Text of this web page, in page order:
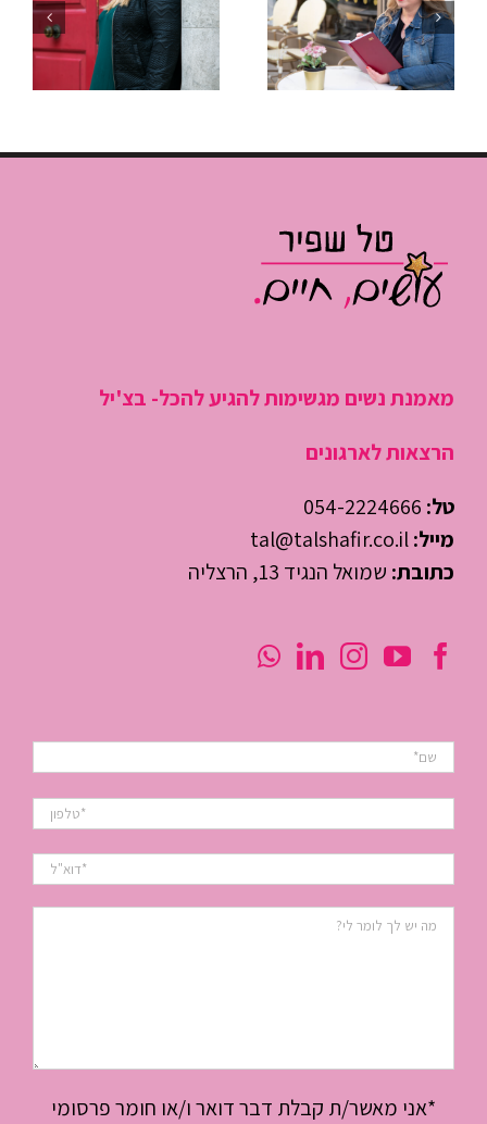
איך לנהל
פגישות שלא
יום עבודה
“לכבות
שריפות”
היום
מאמנת נשים מגשימות להגיע להכל- בצ'יל
הרצאות לארגונים
טל: 054-2224666
מייל:tal@talshafir.co.il
כתובת: שמואל הנגיד 13, הרצליה
*אני מאשר/ת קבלת דבר דואר ו/או חומר פרסומי